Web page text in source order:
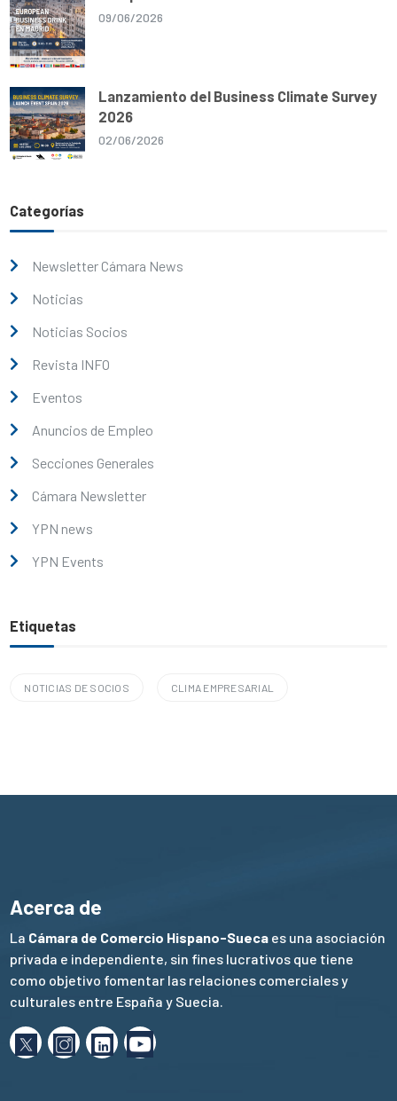
09/06/2026
Lanzamiento del Business Climate Survey
2026
02/06/2026
Categorías
Newsletter Cámara News
Noticias
Noticias Socios
Revista INFO
Eventos
Anuncios de Empleo
Secciones Generales
Cámara Newsletter
YPN news
YPN Events
Etiquetas
NOTICIAS DE SOCIOS CLIMA EMPRESARIAL
Acerca de
La Cámara de Comercio Hispano-Sueca es una asociación
privada e independiente, sin fines lucrativos que tiene
como objetivo fomentar las relaciones comerciales y
culturales entre España y Suecia.